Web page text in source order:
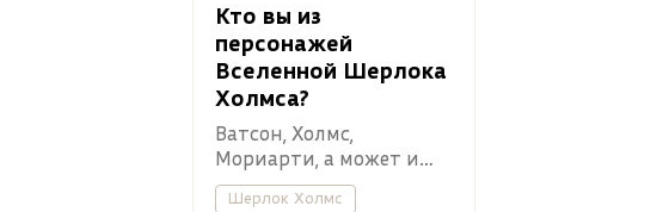
Кто вы из
персонажей
Вселенной Шерлока
Холмса?
Ватсон, Холмс,
Мориарти, а может и
вовсе Ирен Адлер?
Шерлок Холмс